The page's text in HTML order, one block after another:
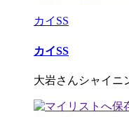
カイSS
カイSS
大岩さんシャイニ